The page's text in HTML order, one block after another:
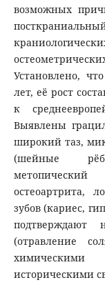
возможных
Установлено,
лет, её рост
к
Выявлены
широкий таз,
(шейные
остеоартрита,
зубов (кариес,
подтверждают
(отравление
историческими